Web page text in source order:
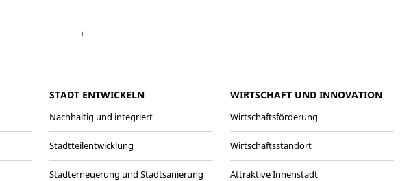
LinkedIn
STADT ENTWICKELN
Nachhaltig und integriert
Stadtteilentwicklung
Stadterneuerung und Stadtsanierung
WIRTSCHAFT UND INNOVATION
Wirtschaftsförderung
Wirtschaftsstandort
Attraktive Innenstadt